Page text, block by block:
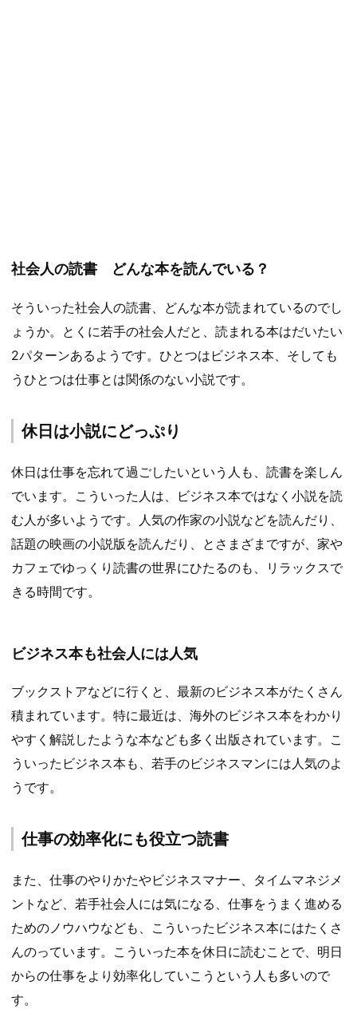
社会人の読書 どんな本を読んでいる？
そういった社会人の読書、どんな本が読まれているのでし
ょうか。とくに若手の社会人だと、読まれる本はだいたい
2パターンあるようです。ひとつはビジネス本、そしても
うひとつは仕事とは関係のない小説です。
休日は小説にどっぷり
休日は仕事を忘れて過ごしたいという人も、読書を楽しん
でいます。こういった人は、ビジネス本ではなく小説を読
む人が多いようです。人気の作家の小説などを読んだり、
話題の映画の小説版を読んだり、とさまざまですが、家や
カフェでゆっくり読書の世界にひたるのも、リラックスで
きる時間です。
ビジネス本も社会人には人気
ブックストアなどに行くと、最新のビジネス本がたくさん
積まれています。特に最近は、海外のビジネス本をわかり
やすく解説したような本なども多く出版されています。こ
ういったビジネス本も、若手のビジネスマンには人気のよ
うです。
仕事の効率化にも役立つ読書
また、仕事のやりかたやビジネスマナー、タイムマネジメ
ントなど、若手社会人には気になる、仕事をうまく進める
ためのノウハウなども、こういったビジネス本にはたくさ
んのっています。こういった本を休日に読むことで、明日
からの仕事をより効率化していこうという人も多いので
す。